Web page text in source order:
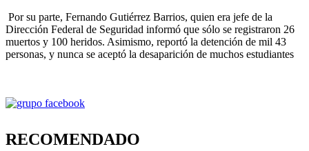
Por su parte, Fernando Gutiérrez Barrios, quien era jefe de la
Dirección Federal de Seguridad informó que sólo se registraron 26
muertos y 100 heridos. Asimismo, reportó la detención de mil 43
personas, y nunca se aceptó la desaparición de muchos estudiantes
RECOMENDADO